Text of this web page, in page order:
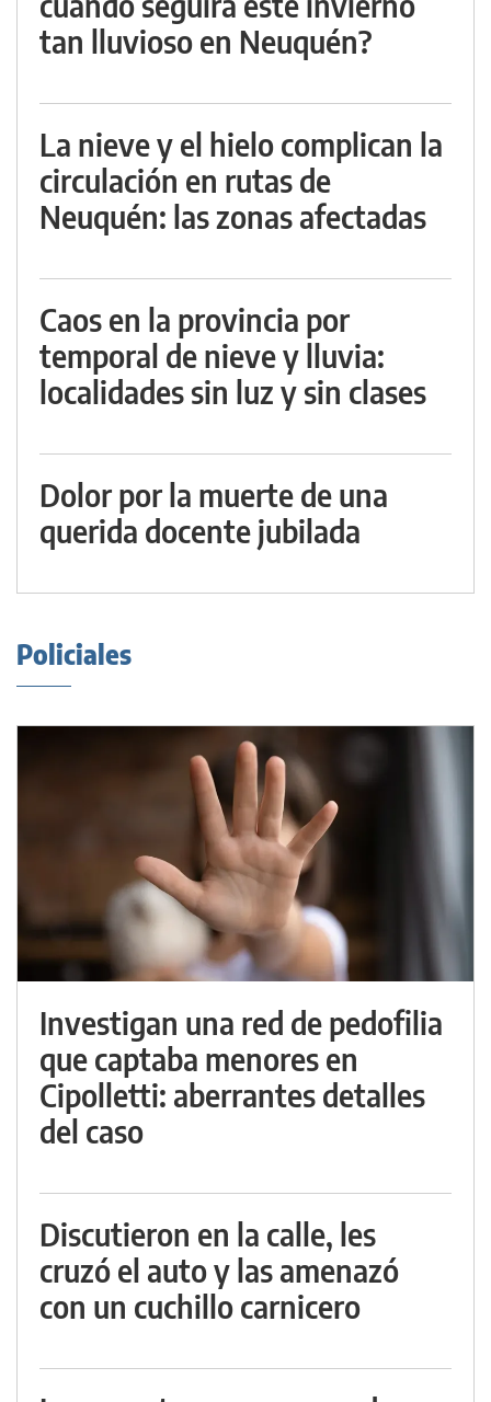
tan lluvioso en Neuquén?
La nieve y el hielo complican la
circulación en rutas de
Neuquén: las zonas afectadas
Caos en la provincia por
temporal de nieve y lluvia:
localidades sin luz y sin clases
Dolor por la muerte de una
querida docente jubilada
Policiales
Investigan una red de pedofilia
que captaba menores en
Cipolletti: aberrantes detalles
del caso
Discutieron en la calle, les
cruzó el auto y las amenazó
con un cuchillo carnicero